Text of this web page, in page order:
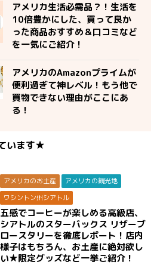
アメリカ生活必需品？！生活を
10倍豊かにした、買って良か
った商品おすすめ＆口コミなど
を一気にご紹介！
アメリカのAmazonプライムが
便利過ぎて神レベル！もう他で
買物できない理由がここにあ
る！
います★
アメリカのお土産
アメリカの観光地
ワシントン州シアトル
五感でコーヒーが楽しめる高級店、
シアトルのスターバックス リザーブ
ロースタリーを徹底レポート！店内
様子はもちろん、お土産に絶対欲し
い★限定グッズなど一挙ご紹介！